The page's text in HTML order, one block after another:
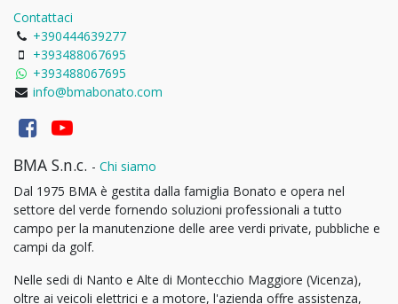
Contattaci
+390444639277
+393488067695
+393488067695
info@bmabonato.com
BMA S.n.c. - Chi siamo
Dal 1975 BMA è gestita dalla famiglia Bonato e opera nel
settore del verde fornendo soluzioni professionali a tutto
campo per la manutenzione delle aree verdi private, pubbliche e
campi da golf.
Nelle sedi di Nanto e Alte di Montecchio Maggiore (Vicenza),
oltre ai veicoli elettrici e a motore, l'azienda offre assistenza,